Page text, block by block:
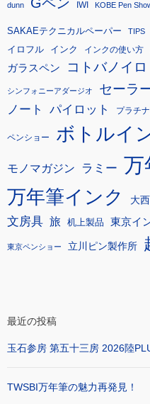
dunn IWI KOBE Pen
SAKAEテクニカルペーパー TIPS
イロフル インク インクの使い方
ガラスペン コトバノイロ
シンフォニーアダージオ セーラ
ノート パイロット プラチ
ペンショー ボトルイ
モノマガジン ラミー 万
万年筆インク 大
文房具 旅 机上製品 東京イ
東京ペンショー 立川ピン製作所
最近の投稿
玉石参房 第五十三房 2026陸
TWSBI万年筆の魅力再発見！